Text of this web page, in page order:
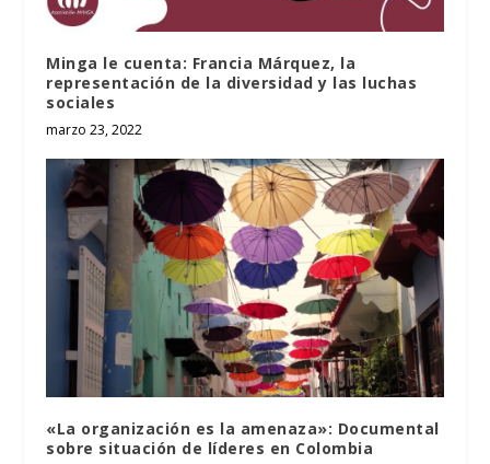
Minga le cuenta: Francia Márquez, la
representación de la diversidad y las luchas
sociales
marzo 23, 2022
«La organización es la amenaza»: Documental
sobre situación de líderes en Colombia